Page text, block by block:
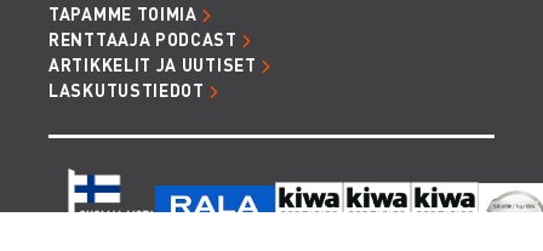
TAPAMME TOIMIA
RENTTAAJA PODCAST
ARTIKKELIT JA UUTISET
LASKUTUSTIEDOT